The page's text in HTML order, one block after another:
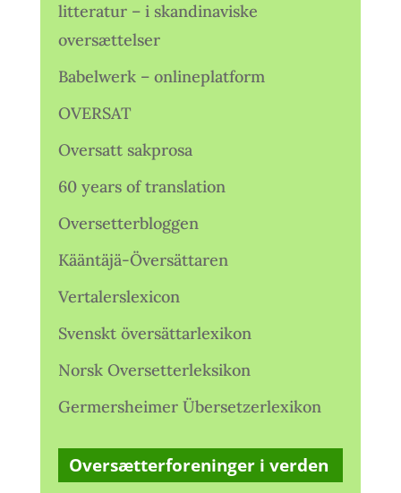
litteratur – i skandinaviske
oversættelser
Babelwerk – onlineplatform
OVERSAT
Oversatt sakprosa
60 years of translation
Oversetterbloggen
Kääntäjä-Översättaren
Vertalerslexicon
Svenskt översättarlexikon
Norsk Oversetterleksikon
Germersheimer Übersetzerlexikon
Oversætterforeninger i verden